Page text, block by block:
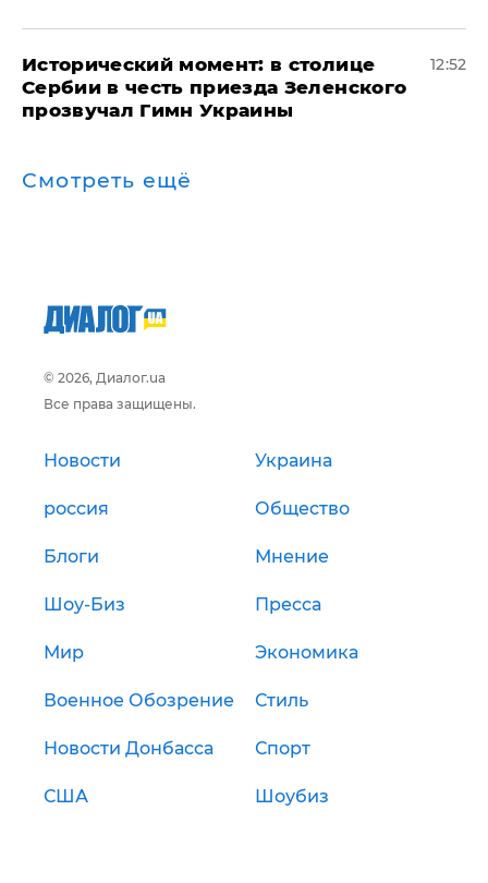
Исторический момент: в столице
Сербии в честь приезда Зеленского
прозвучал Гимн Украины
12:52
Смотреть ещё
© 2026, Диалог.ua
Все права защищены.
Новости Украина
россия Общество
Блоги Мнение
Шоу-Биз Пресса
Мир Экономика
Военное Обозрение Стиль
Новости Донбасса Спорт
США Шоубиз